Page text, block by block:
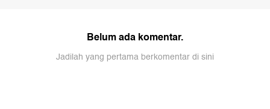
Belum ada komentar.
Jadilah yang pertama berkomentar di sini